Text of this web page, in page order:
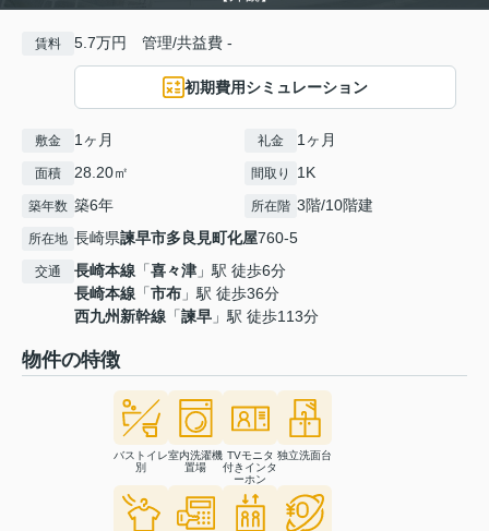
賃料 5.7万円 管理/共益費 -
初期費用シミュレーション
敷金 1ヶ月 礼金 1ヶ月
面積 28.20㎡ 間取り 1K
築年数 築6年 所在階 3階/10階建
所在地 長崎県諫早市多良見町化屋760-5
交通 長崎本線 「喜々津 」駅 徒歩6分
長崎本線 「市布 」駅 徒歩36分
西九州新幹線 「諫早 」駅 徒歩113分
物件の特徴
バストイレ
別
室内洗濯機
置場
TVモニタ
付きインタ
ーホン
独立洗面台